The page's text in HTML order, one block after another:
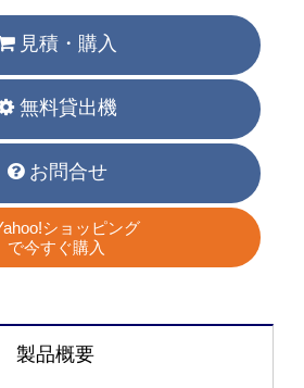
見積・購入
無料貸出機
お問合せ
ショッピング
で今すぐ購入
製品概要